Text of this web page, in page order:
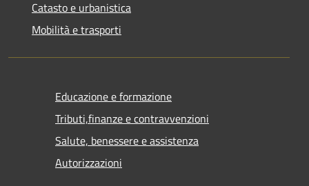
Catasto e urbanistica
Mobilità e trasporti
Educazione e formazione
Tributi,finanze e contravvenzioni
Salute, benessere e assistenza
Autorizzazioni